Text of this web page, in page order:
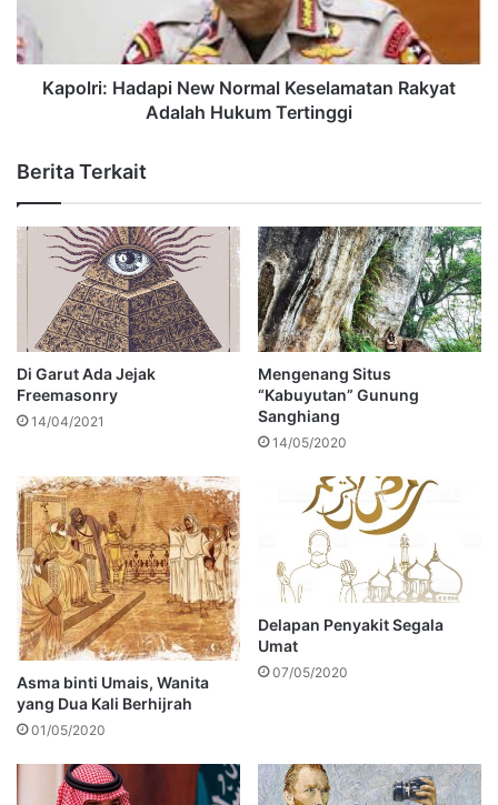
Kapolri: Hadapi New Normal Keselamatan Rakyat
Adalah Hukum Tertinggi
Berita Terkait
Di Garut Ada Jejak
Freemasonry
14/04/2021
Mengenang Situs
“Kabuyutan” Gunung
Sanghiang
14/05/2020
Asma binti Umais, Wanita
yang Dua Kali Berhijrah
01/05/2020
Delapan Penyakit Segala
Umat
07/05/2020